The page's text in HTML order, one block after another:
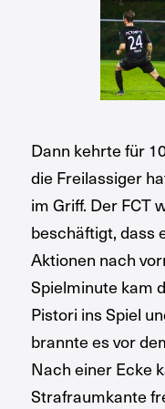
Dann kehrte für
die Freilassiger
im Griff. Der FCT
beschäftigt, dass
Aktionen nach
Spielminute kam
Pistori ins Spiel
brannte es vor
Nach einer Ecke
Strafraumkante